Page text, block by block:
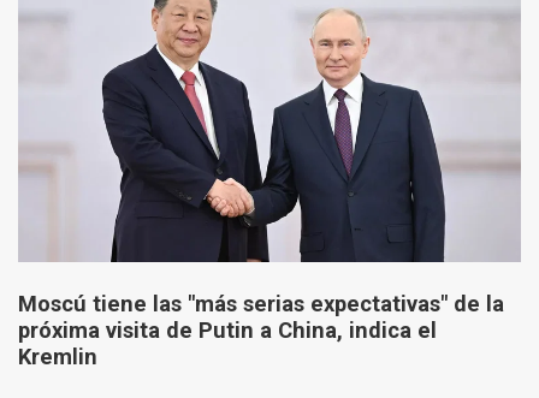
Moscú tiene las "más serias expectativas" de la
próxima visita de Putin a China, indica el
Kremlin